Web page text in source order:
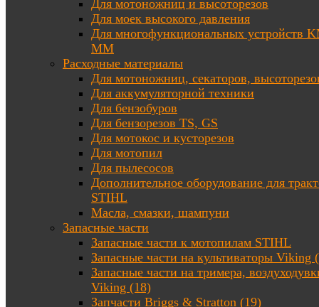
Для мотоножниц и высоторезов
Для моек высокого давления
Для многофункциональных устройств
MM
Расходные материалы
Для мотоножниц, секаторов,
Для аккумуляторной техники
Для бензобуров
Для бензорезов TS, GS
Для мотокос и кусторезов
Для мотопил
Для пылесосов
Дополнительное оборудование для
STIHL
Масла, смазки, шампуни
Запасные части
Запасные части к мотопилам STIHL
Запасные части на культиваторы Viking
Запасные части на тримера,
Viking (18)
Запчасти Briggs & Stratton (19)